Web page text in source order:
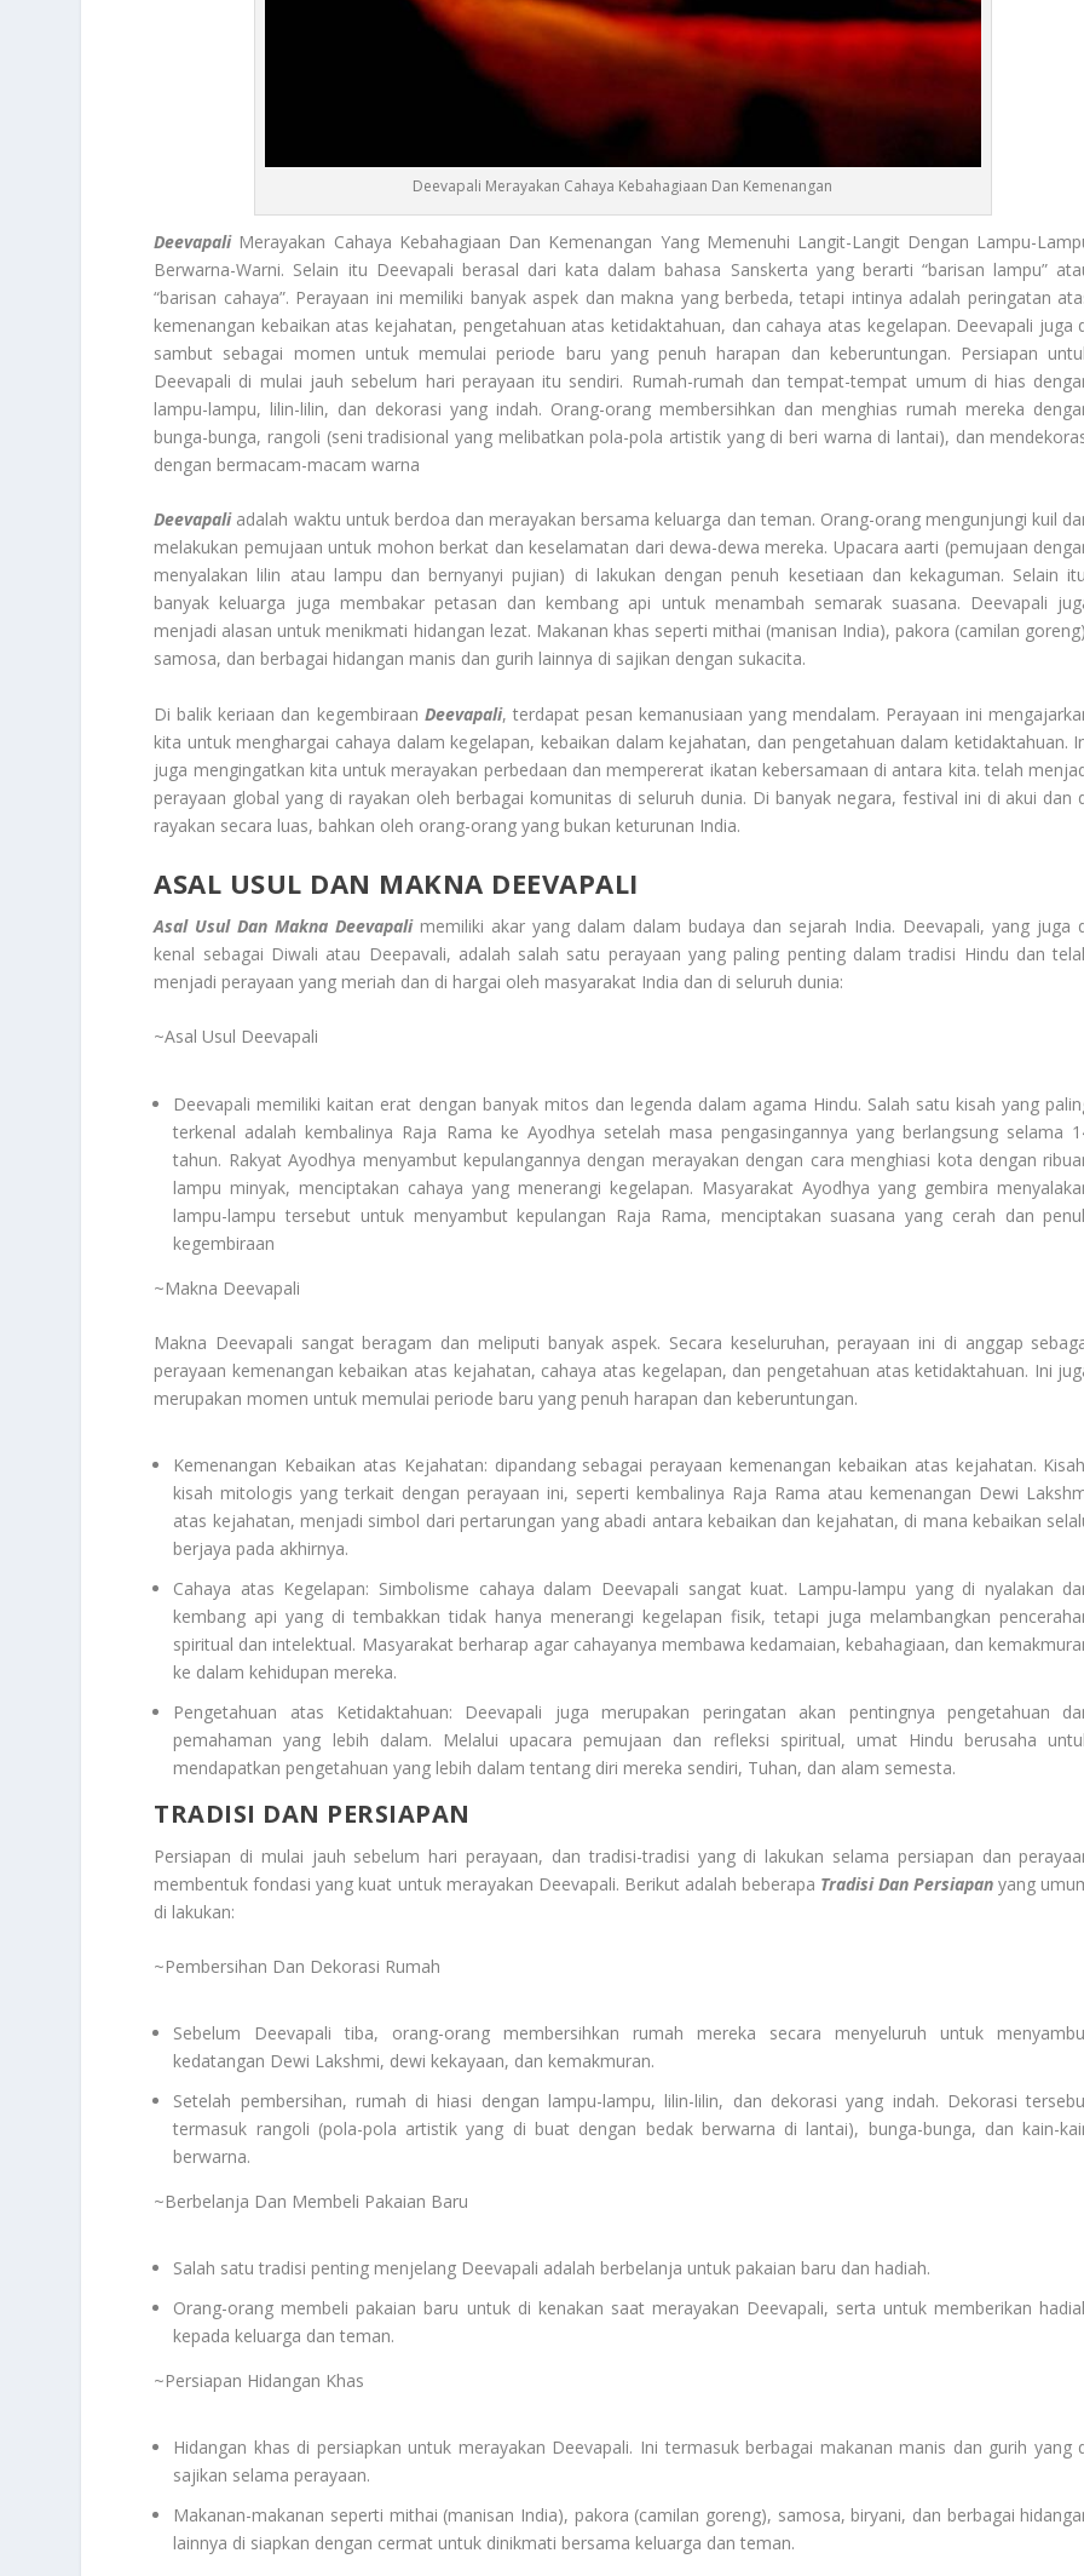
Deevapali Merayakan Cahaya Kebahagiaan Dan Kemenangan
Deevapali Merayakan Cahaya Kebahagiaan Dan Kemenangan Yang Memenuhi Langit-Langit Dengan Lampu-
Berwarna-Warni. Selain itu Deevapali berasal dari kata dalam bahasa Sanskerta yang berarti “barisan lampu”
“barisan cahaya”. Perayaan ini memiliki banyak aspek dan makna yang berbeda, tetapi intinya adalah peringatan
kemenangan kebaikan atas kejahatan, pengetahuan atas ketidaktahuan, dan cahaya atas kegelapan. Deevapali juga
sambut sebagai momen untuk memulai periode baru yang penuh harapan dan keberuntungan. Persiapan
Deevapali di mulai jauh sebelum hari perayaan itu sendiri. Rumah-rumah dan tempat-tempat umum di hias
lampu-lampu, lilin-lilin, dan dekorasi yang indah. Orang-orang membersihkan dan menghias rumah mereka
bunga-bunga, rangoli (seni tradisional yang melibatkan pola-pola artistik yang di beri warna di lantai), dan
dengan bermacam-macam warna
Deevapali adalah waktu untuk berdoa dan merayakan bersama keluarga dan teman. Orang-orang mengunjungi kuil
melakukan pemujaan untuk mohon berkat dan keselamatan dari dewa-dewa mereka. Upacara aarti (pemujaan
menyalakan lilin atau lampu dan bernyanyi pujian) di lakukan dengan penuh kesetiaan dan kekaguman. Selain
banyak keluarga juga membakar petasan dan kembang api untuk menambah semarak suasana. Deevapali
menjadi alasan untuk menikmati hidangan lezat. Makanan khas seperti mithai (manisan India), pakora (camilan
samosa, dan berbagai hidangan manis dan gurih lainnya di sajikan dengan sukacita.
Di balik keriaan dan kegembiraan Deevapali, terdapat pesan kemanusiaan yang mendalam. Perayaan ini
kita untuk menghargai cahaya dalam kegelapan, kebaikan dalam kejahatan, dan pengetahuan dalam ketidaktahuan.
juga mengingatkan kita untuk merayakan perbedaan dan mempererat ikatan kebersamaan di antara kita. telah
perayaan global yang di rayakan oleh berbagai komunitas di seluruh dunia. Di banyak negara, festival ini di akui dan
rayakan secara luas, bahkan oleh orang-orang yang bukan keturunan India.
ASAL USUL DAN MAKNA DEEVAPALI
Asal Usul Dan Makna Deevapalimemiliki akar yang dalam dalam budaya dan sejarah India. Deevapali, yang juga
kenal sebagai Diwali atau Deepavali, adalah salah satu perayaan yang paling penting dalam tradisi Hindu dan
menjadi perayaan yang meriah dan di hargai oleh masyarakat India dan di seluruh dunia:
~Asal Usul Deevapali
Deevapali memiliki kaitan erat dengan banyak mitos dan legenda dalam agama Hindu. Salah satu kisah yang
terkenal adalah kembalinya Raja Rama ke Ayodhya setelah masa pengasingannya yang berlangsung selama
tahun. Rakyat Ayodhya menyambut kepulangannya dengan merayakan dengan cara menghiasi kota dengan
lampu minyak, menciptakan cahaya yang menerangi kegelapan. Masyarakat Ayodhya yang gembira
lampu-lampu tersebut untuk menyambut kepulangan Raja Rama, menciptakan suasana yang cerah dan
kegembiraan
~Makna Deevapali
Makna Deevapali sangat beragam dan meliputi banyak aspek. Secara keseluruhan, perayaan ini di anggap
perayaan kemenangan kebaikan atas kejahatan, cahaya atas kegelapan, dan pengetahuan atas ketidaktahuan. Ini
merupakan momen untuk memulai periode baru yang penuh harapan dan keberuntungan.
Kemenangan Kebaikan atas Kejahatan: dipandang sebagai perayaan kemenangan kebaikan atas kejahatan.
kisah mitologis yang terkait dengan perayaan ini, seperti kembalinya Raja Rama atau kemenangan Dewi
atas kejahatan, menjadi simbol dari pertarungan yang abadi antara kebaikan dan kejahatan, di mana kebaikan
berjaya pada akhirnya.
Cahaya atas Kegelapan: Simbolisme cahaya dalam Deevapali sangat kuat. Lampu-lampu yang di nyalakan
kembang api yang di tembakkan tidak hanya menerangi kegelapan fisik, tetapi juga melambangkan
spiritual dan intelektual. Masyarakat berharap agar cahayanya membawa kedamaian, kebahagiaan, dan
ke dalam kehidupan mereka.
Pengetahuan atas Ketidaktahuan: Deevapali juga merupakan peringatan akan pentingnya pengetahuan
pemahaman yang lebih dalam. Melalui upacara pemujaan dan refleksi spiritual, umat Hindu berusaha
mendapatkan pengetahuan yang lebih dalam tentang diri mereka sendiri, Tuhan, dan alam semesta.
TRADISI DAN PERSIAPAN
Persiapan di mulai jauh sebelum hari perayaan, dan tradisi-tradisi yang di lakukan selama persiapan dan
membentuk fondasi yang kuat untuk merayakan Deevapali. Berikut adalah beberapa Tradisi Dan Persiapan yang
di lakukan:
~Pembersihan Dan Dekorasi Rumah
Sebelum Deevapali tiba, orang-orang membersihkan rumah mereka secara menyeluruh untuk
kedatangan Dewi Lakshmi, dewi kekayaan, dan kemakmuran.
Setelah pembersihan, rumah di hiasi dengan lampu-lampu, lilin-lilin, dan dekorasi yang indah. Dekorasi
termasuk rangoli (pola-pola artistik yang di buat dengan bedak berwarna di lantai), bunga-bunga, dan kain-
berwarna.
~Berbelanja Dan Membeli Pakaian Baru
Salah satu tradisi penting menjelang Deevapali adalah berbelanja untuk pakaian baru dan hadiah.
Orang-orang membeli pakaian baru untuk di kenakan saat merayakan Deevapali, serta untuk memberikan
kepada keluarga dan teman.
~Persiapan Hidangan Khas
Hidangan khas di persiapkan untuk merayakan Deevapali. Ini termasuk berbagai makanan manis dan gurih yang
sajikan selama perayaan.
Makanan-makanan seperti mithai (manisan India), pakora (camilan goreng), samosa, biryani, dan berbagai
lainnya di siapkan dengan cermat untuk dinikmati bersama keluarga dan teman.